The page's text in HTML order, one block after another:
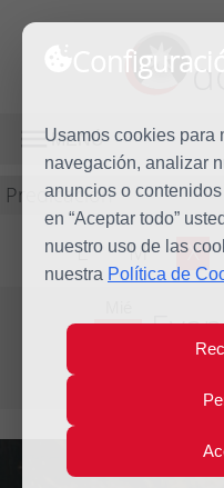
Usamos cookies para
navegación, analizar
anuncios o
en “Aceptar todo”
nuestro uso de las
nuestra Política de
MENÚ
Predicación
L M X
6